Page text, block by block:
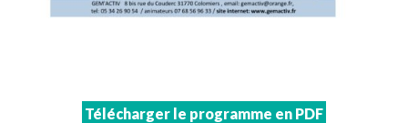
Télécharger le programme en PDF